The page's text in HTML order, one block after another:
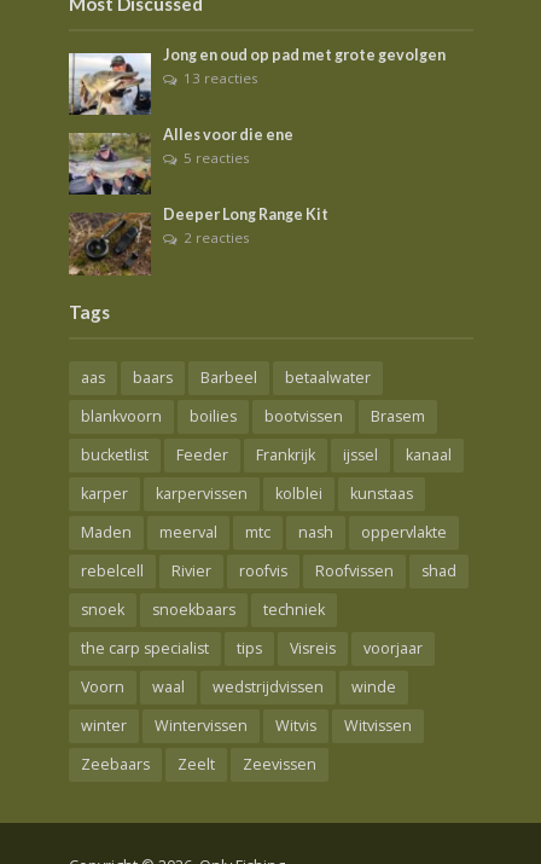
Jong en oud op pad met grote gevolgen
13 reacties
Alles voor die ene
5 reacties
Deeper Long Range Kit
2 reacties
Tags
aas baars Barbeel
betaalwater
blankvoorn
boilies bootvissen
Brasem
bucketlist
Feeder Frankrijk ijssel
kanaal
karper
karpervissen kolblei
kunstaas
Maden
meerval mtc nash
oppervlakte
rebelcell
Rivier roofvis Roofvissen
shad
snoek
snoekbaars
techniek
the carp specialist
tips Visreis
voorjaar
Voorn
waal wedstrijdvissen
winde
winter
Wintervissen Witvis
Witvissen
Zeebaars
Zeelt Zeevissen